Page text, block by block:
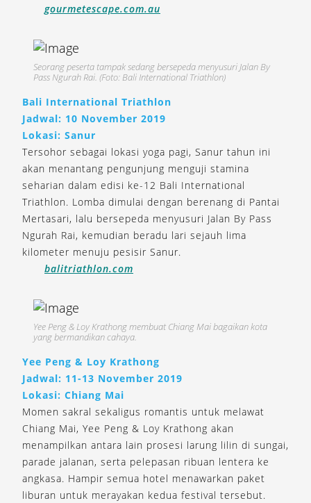
gourmetescape.com.au
Seorang peserta tampak sedang bersepeda menyusuri Jalan By
Pass Ngurah Rai. (Foto: Bali International Triathlon)
Bali International Triathlon
Jadwal: 10 November 2019
Lokasi: Sanur
Tersohor sebagai lokasi yoga pagi, Sanur tahun ini
akan menantang pengunjung menguji stamina
seharian dalam edisi ke-12 Bali International
Triathlon. Lomba dimulai dengan berenang di Pantai
Mertasari, lalu bersepeda menyusuri Jalan By Pass
Ngurah Rai, kemudian beradu lari sejauh lima
kilometer menuju pesisir Sanur.
balitriathlon.com
Yee Peng & Loy Krathong membuat Chiang Mai bagaikan kota
yang bermandikan cahaya.
Yee Peng & Loy Krathong
Jadwal: 11-13 November 2019
Lokasi: Chiang Mai
Momen sakral sekaligus romantis untuk melawat
Chiang Mai, Yee Peng & Loy Krathong akan
menampilkan antara lain prosesi larung lilin di sungai,
parade jalanan, serta pelepasan ribuan lentera ke
angkasa. Hampir semua hotel menawarkan paket
liburan untuk merayakan kedua festival tersebut.